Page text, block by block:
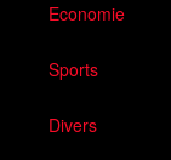
Economie
Sports
Divers